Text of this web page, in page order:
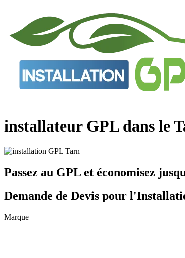
contenu
installateur GPL dans le
Passez au GPL et économisez
Demande de Devis pour
Marque